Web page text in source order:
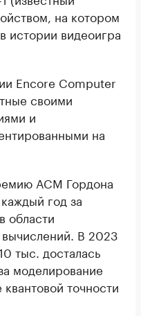
на котором
истории видеоигра
Encore Computer
своими
и
на
ACM Гордона
каждый год за
области
В 2023
тыс. досталась
моделирование
точности